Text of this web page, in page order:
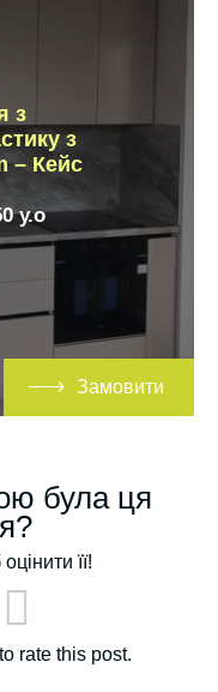
з
з
– Кейс
у.о
Замовити
була ця
її!
rate this post.